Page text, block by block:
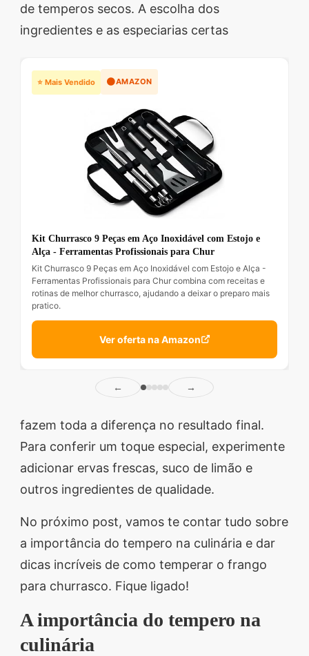
de temperos secos. A escolha dos
ingredientes e as especiarias certas
⭐ Mais Vendido 🟠AMAZON
Kit Churrasco 9 Peças em Aço Inoxidável com Estojo e
Alça - Ferramentas Profissionais para Chur
Kit Churrasco 9 Peças em Aço Inoxidável com Estojo e Alça -
Ferramentas Profissionais para Chur combina com receitas e
rotinas de melhor churrasco, ajudando a deixar o preparo mais
pratico.
Ver oferta na Amazon
← →
fazem toda a diferença no resultado final.
Para conferir um toque especial, experimente
adicionar ervas frescas, suco de limão e
outros ingredientes de qualidade.
No próximo post, vamos te contar tudo sobre
a importância do tempero na culinária e dar
dicas incríveis de como temperar o frango
para churrasco. Fique ligado!
A importância do tempero na
culinária